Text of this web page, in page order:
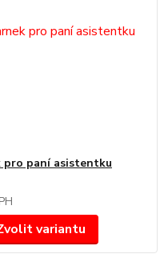
pro paní asistentku
variantu